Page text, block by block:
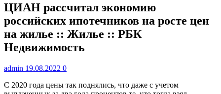
ЦИАН рассчитал экономию
российских ипотечников на росте цен
на жилье :: Жилье :: РБК
Недвижимость
admin 19.08.2022 0
С 2020 года цены так поднялись, что даже с учетом